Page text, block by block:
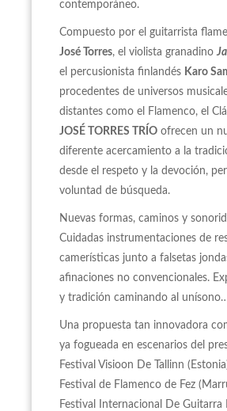
contemporáneo.
Compuesto por el guitarrista
José Torres, el violista granadino
el percusionista finlandés Karo
procedentes de universos
distantes como el Flamenco, el
JOSÉ TORRES TRÍO ofrecen un
diferente acercamiento a la
desde el respeto y la devoción,
voluntad de búsqueda.
Nuevas formas, caminos y
Cuidadas instrumentaciones de
camerísticas junto a falsetas
afinaciones no convencionales.
y tradición caminando al
Una propuesta tan innovadora
ya fogueada en escenarios del
Festival Visioon De Tallinn
Festival de Flamenco de Fez
Festival Internacional De Guitarra